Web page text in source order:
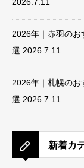
2026年｜赤羽の
選 2026.7.11
2026年｜札幌の
選 2026.7.11
新着カ